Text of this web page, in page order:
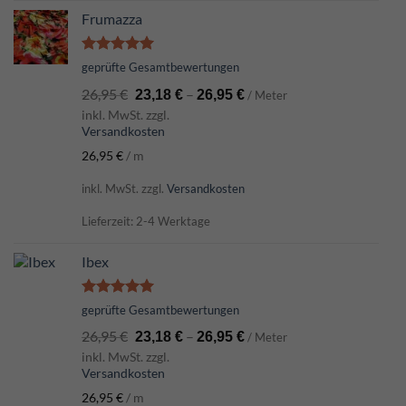
Frumazza
Bewertet
von 5
geprüfte Gesamtbewertungen
26,95€ 23,18 €– 26,95 € / Meter
inkl. MwSt. zzgl.
Versandkosten
26,95 € / m
inkl. MwSt. zzgl. Versandkosten
Lieferzeit: 2-4 Werktage
Ibex
Bewertet
von 5
geprüfte Gesamtbewertungen
26,95€ 23,18 €– 26,95 € / Meter
inkl. MwSt. zzgl.
Versandkosten
26,95 € / m